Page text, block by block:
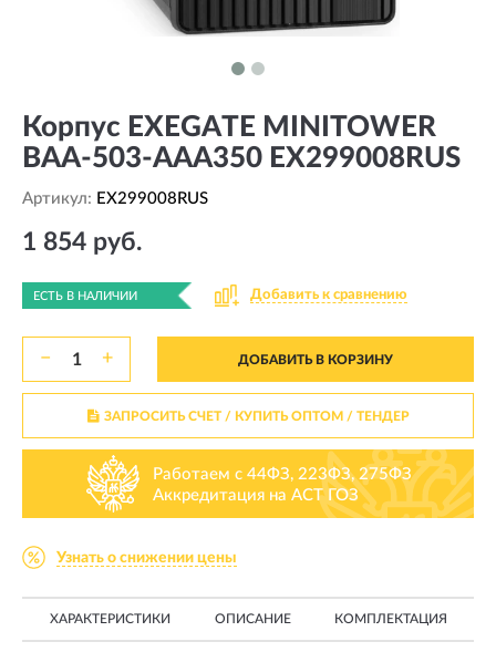
Корпус EXEGATE MINITOWER
BAA-503-AAA350 EX299008RUS
Артикул: EX299008RUS
1 854 руб.
ЕСТЬ В НАЛИЧИИ Добавить к сравнению
− + ДОБАВИТЬ В КОРЗИНУ
ЗАПРОСИТЬ СЧЕТ / КУПИТЬ ОПТОМ/ ТЕНДЕР
Работаем с 44ФЗ, 223ФЗ, 275ФЗ
Аккредитация на АСТ ГОЗ
Узнать о снижении цены
ХАРАКТЕРИСТИКИ ОПИСАНИЕ КОМПЛЕКТАЦИЯ